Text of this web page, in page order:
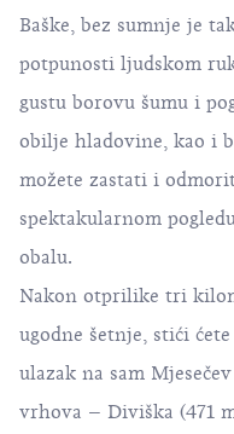
Baške, bez sumnje je
potpunosti ljudskom
gustu borovu šumu i
obilje hladovine, kao i
možete zastati i
spektakularnom
obalu.
Nakon otprilike tri
ugodne šetnje, stići
ulazak na sam
vrhova – Diviška (471